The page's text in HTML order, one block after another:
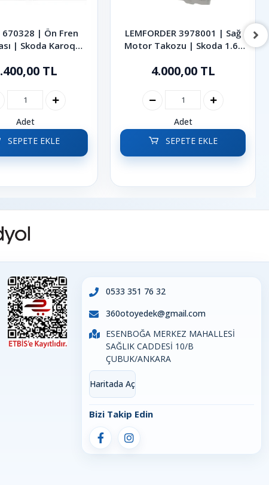
670328 | Ön Fren
| Skoda Karoq
- 2024 TL
Adet
SEPETE EKLE
LEMFORDER 3978001 | Sağ
Motor Takozu | Skoda 1.6-
Karoq 2013-2024
4.000,00 TL
Adet
SEPETE EKLE
0533 351 76 32
360otoyedek@gmail.com
ESENBOĞA MERKEZ MAHALLESİ
SAĞLIK CADDESİ 10/B
ÇUBUK/ANKARA
Haritada Aç
Bizi Takip Edin